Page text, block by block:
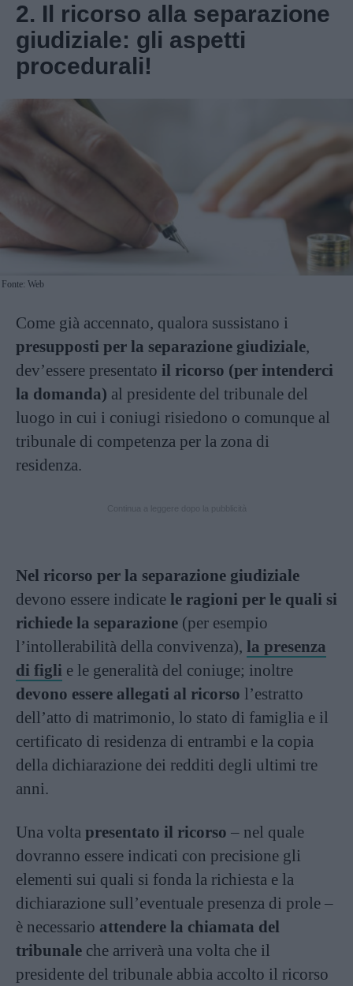
2. Il ricorso alla separazione
giudiziale: gli aspetti
procedurali!
Fonte: Web
Come già accennato, qualora sussistano i
presupposti per la separazione giudiziale,
dev’essere presentato il ricorso (per intenderci
la domanda) al presidente del tribunale del
luogo in cui i coniugi risiedono o comunque al
tribunale di competenza per la zona di
residenza.
Nel ricorso per la separazione giudiziale
devono essere indicate le ragioni per le quali si
richiede la separazione (per esempio
l’intollerabilità della convivenza), la presenza
di figli e le generalità del coniuge; inoltre
devono essere allegati al ricorso l’estratto
dell’atto di matrimonio, lo stato di famiglia e il
certificato di residenza di entrambi e la copia
della dichiarazione dei redditi degli ultimi tre
anni.
Una volta presentato il ricorso – nel quale
dovranno essere indicati con precisione gli
elementi sui quali si fonda la richiesta e la
dichiarazione sull’eventuale presenza di prole –
è necessario attendere la chiamata del
tribunale che arriverà una volta che il
presidente del tribunale abbia accolto il ricorso